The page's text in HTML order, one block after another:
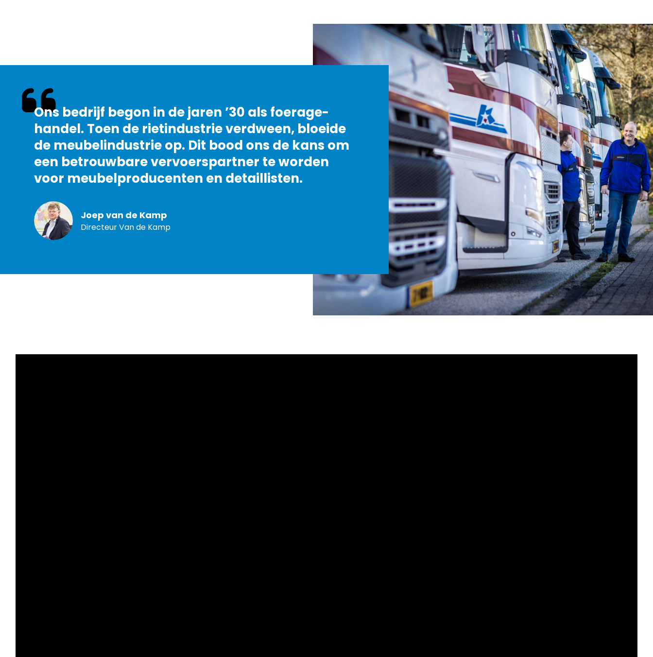
Ons bedrijf begon in de jaren ’30 als foerage-
handel. Toen de rietindustrie verdween, bloeide
de meubelindustrie op. Dit bood ons de kans om
een betrouwbare vervoerspartner te worden
voor meubelproducenten en detaillisten.
Joep van de Kamp
Directeur Van de Kamp